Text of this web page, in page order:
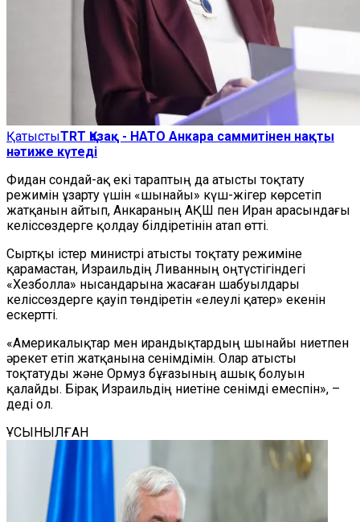
ҚатыстыTRT Қазақ - НАТО Анкара саммитінен нақты
нәтиже күтеді
Фидан сондай-ақ екі тараптың да атысты тоқтату
режимін ұзарту үшін «шынайы» күш-жігер көрсетіп
жатқанын айтып, Анкараның АҚШ пен Иран арасындағы
келіссөздерге қолдау білдіретінін атап өтті.
Сыртқы істер министрі атысты тоқтату режиміне
қарамастан, Израильдің Ливанның оңтүстігіндегі
«Хезболла» нысандарына жасаған шабуылдары
келіссөздерге қауіп төндіретін «елеулі қатер» екенін
ескертті.
«Америкалықтар мен ирандықтардың шынайы ниетпен
әрекет етіп жатқанына сенімдімін. Олар атысты
тоқтатуды және Ормуз бұғазының ашық болуын
қалайды. Бірақ Израильдің ниетіне сенімді емеспін», –
деді ол.
ҰСЫНЫЛҒАН